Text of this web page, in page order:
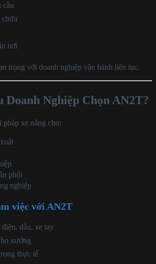
nơi
trọng với doanh nghiệp vận hành liên tục.
Doanh Nghiệp Chọn AN2T?
xe nâng cho:
phối
nghiệp
việc với AN2T
dầu, xe tay
xưởng
thực tế